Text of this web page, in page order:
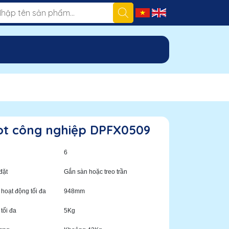
công nghiệp DPFX0509
6
Gắn sàn hoặc treo trần
động tối đa 948mm
đa 5Kg